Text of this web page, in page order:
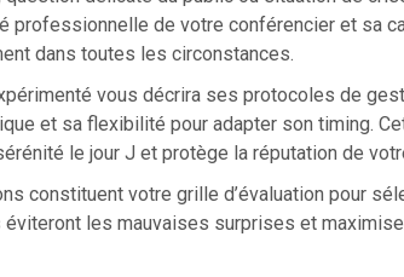
professionnelle de votre conférencier et sa
dans toutes les circonstances.
vous décrira ses protocoles de
et sa flexibilité pour adapter son timing.
le jour J et protège la réputation de
constituent votre grille d’évaluation pour
éviteront les mauvaises surprises et